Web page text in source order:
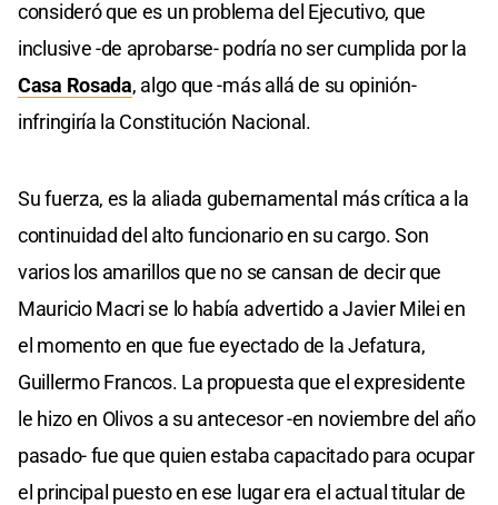
consideró que es un problema del Ejecutivo, que
inclusive -de aprobarse- podría no ser cumplida por la
Casa Rosada, algo que -más allá de su opinión-
infringiría la Constitución Nacional.
Su fuerza, es la aliada gubernamental más crítica a la
continuidad del alto funcionario en su cargo. Son
varios los amarillos que no se cansan de decir que
Mauricio Macri se lo había advertido a Javier Milei en
el momento en que fue eyectado de la Jefatura,
Guillermo Francos. La propuesta que el expresidente
le hizo en Olivos a su antecesor -en noviembre del año
pasado- fue que quien estaba capacitado para ocupar
el principal puesto en ese lugar era el actual titular de